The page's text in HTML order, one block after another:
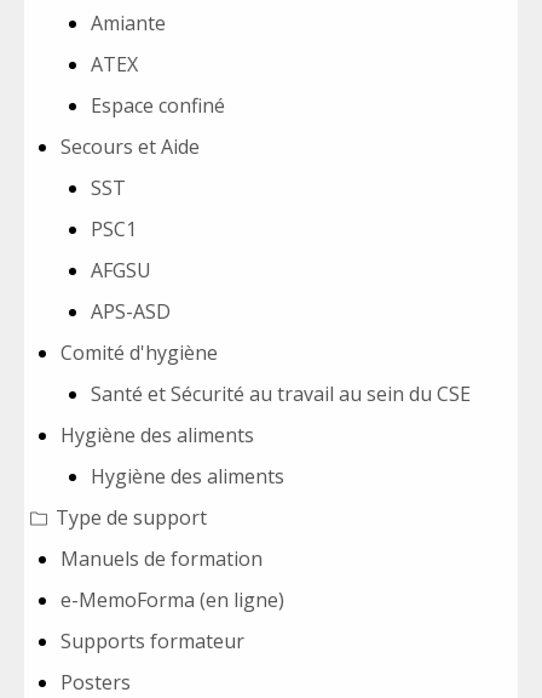
Amiante
ATEX
Espace confiné
Secours et Aide
SST
PSC1
AFGSU
APS-ASD
Comité d'hygiène
Santé et Sécurité au travail au sein du CSE
Hygiène des aliments
Hygiène des aliments
Type de support
Manuels de formation
e-MemoForma (en ligne)
Supports formateur
Posters